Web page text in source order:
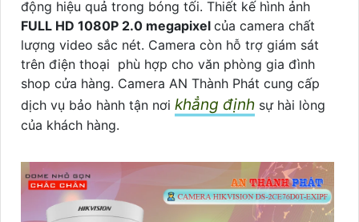
động hiệu quả trong bóng tối. Thiết kế hình ảnh
FULL HD 1080P 2.0 megapixel của camera chất
lượng video sắc nét. Camera còn hỗ trợ giám sát
trên điện thoại phù hợp cho văn phòng gia đình
shop cửa hàng. Camera AN Thành Phát cung cấp
dịch vụ bảo hành tận nơi khẳng định sự hài lòng
của khách hàng.